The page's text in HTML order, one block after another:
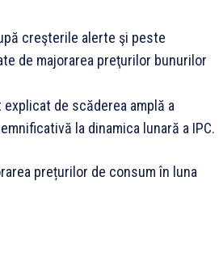
creşterile alerte şi peste
de majorarea preţurilor bunurilor
de scăderea amplă a
la dinamica lunară a IPC.
prețurilor de consum în luna